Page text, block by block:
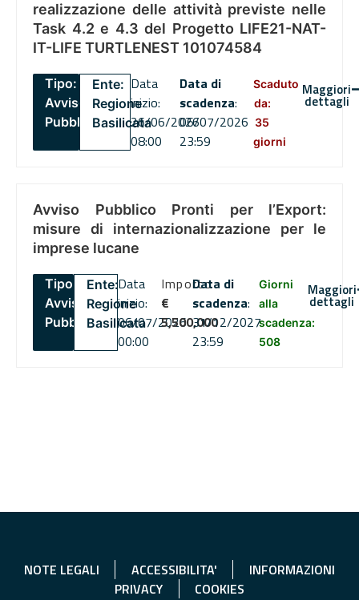
realizzazione delle attività previste nelle
Task 4.2 e 4.3 del Progetto LIFE21-NAT-
IT-LIFE TURTLENEST 101074584
Tipo:
Avviso
Pubblico
Ente:
Regione
Basilicata
Data
inizio:
26/06/2026
08:00
Data di
scadenza:
06/07/2026
23:59
Scaduto
da:
35
giorni
Maggiori
dettagli
Avviso Pubblico Pronti per l’Export:
misure di internazionalizzazione per le
imprese lucane
Tipo:
Avviso
Pubblico
Ente:
Regione
Basilicata
Data
inizio:
06/07/2026
00:00
Importo
€
5,500,000
Data di
scadenza:
31/12/2027
23:59
Giorni
alla
scadenza:
508
Maggiori
dettagli
NOTE LEGALI ACCESSIBILITA'
INFORMAZIONI
PRIVACY
COOKIES